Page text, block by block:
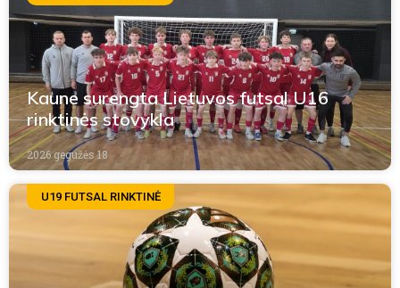
Kaune surengta Lietuvos futsal U16
rinktinės stovykla
2026 gegužės 18
U19 FUTSAL RINKTINĖ